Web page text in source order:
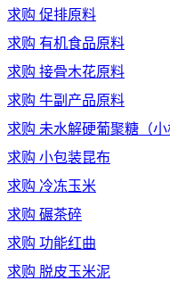
求购 促排原料
求购 有机食品原料
求购 接骨木花原料
求购 牛副产品原料
求购 未水解硬葡聚糖（小
求购 小包装昆布
求购 冷冻玉米
求购 碾茶碎
求购 功能红曲
求购 脱皮玉米泥